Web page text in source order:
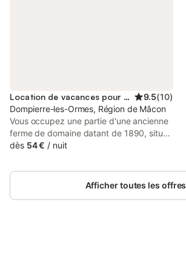
Location de vacances pour 6 personnes 9.5(10)
Dompierre-les-Ormes, Région de Mâcon
Vous occupez une partie d'une ancienne
ferme de domaine datant de 1890, située
sur un terrain de 2.000 m². Les
L'histoire de cette capitale viticole du
Mâconnais remonte au deuxième siècle
dès 54 € / nuit
Afficher toutes les offres